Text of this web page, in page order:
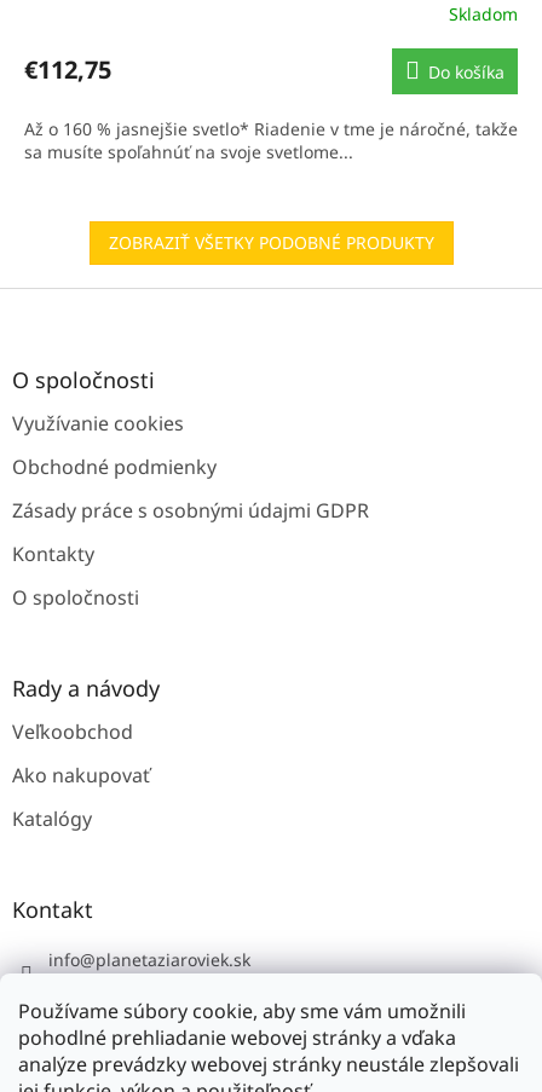
Používame súbory cookie, aby sme vám umožnili
pohodlné prehliadanie webovej stránky a vďaka
analýze prevádzky webovej stránky neustále zlepšovali
Skladom
€112,75 Do košíka
Až o 160 % jasnejšie svetlo* Riadenie v tme je náročné, takže
sa musíte spoľahnúť na svoje svetlome...
ZOBRAZIŤ VŠETKY PODOBNÉ PRODUKTY
Z
O spoločnosti
Využívanie cookies
Obchodné podmienky
Zásady práce s osobnými údajmi GDPR
Kontakty
O spoločnosti
Rady a návody
Veľkoobchod
Ako nakupovať
Katalógy
Kontakt
info@planetaziaroviek.sk